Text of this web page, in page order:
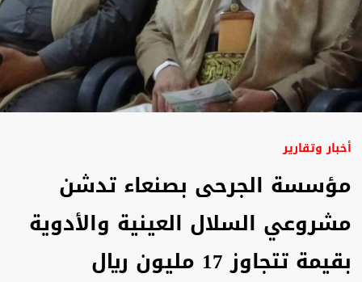
أخبار وتقارير
مؤسسة الجرحى بصنعاء تدشن
مشروعي السلال العينية والأدوية
بقيمة تتجاوز 17 مليون ريال